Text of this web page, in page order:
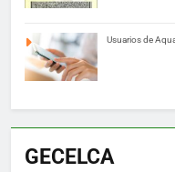
Usuarios de
GECELCA